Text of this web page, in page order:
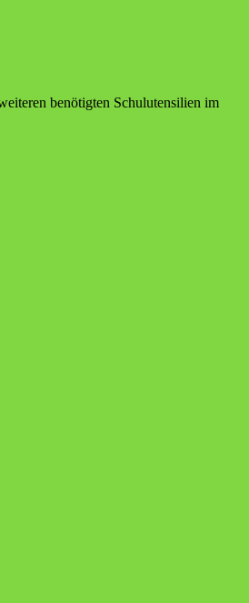
benötigten Schulutensilien im